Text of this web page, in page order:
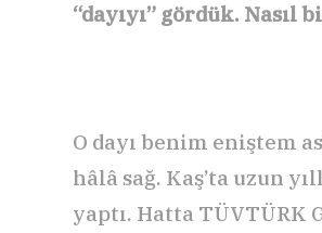
“dayıyı” gördük. Nasıl
O dayı benim eniştem
hâlâ sağ. Kaş’ta uzun
yaptı. Hatta TÜVTÜRK